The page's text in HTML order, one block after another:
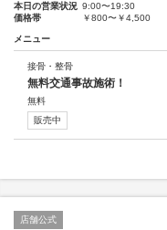
本日の営業状況 9:00〜19:30
価格帯
￥800〜￥4,500
メニュー
接骨・整骨
無料交通事故施術！
無料
販売中
店舗公式